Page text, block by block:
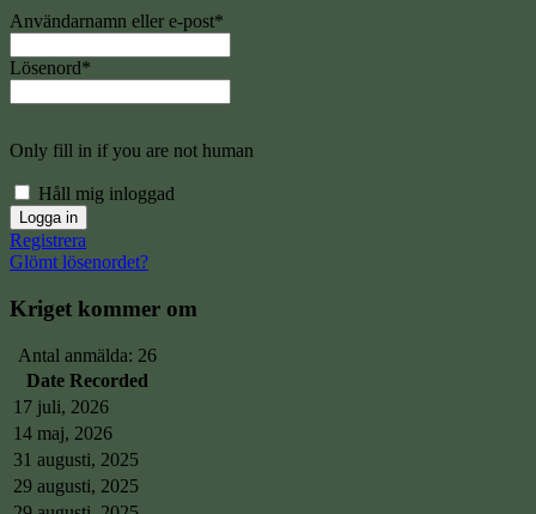
Användarnamn eller e-post*
Lösenord*
Only fill in if you are not human
Håll mig inloggad
Registrera
Glömt lösenordet?
Kriget kommer om
Antal anmälda: 26
Date Recorded
17 juli, 2026
14 maj, 2026
31 augusti, 2025
29 augusti, 2025